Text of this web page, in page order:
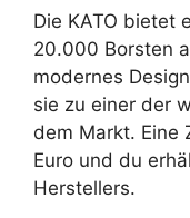
Die KATO bietet
20.000 Borsten
modernes
sie zu einer der
dem Markt. Eine
Euro und du
Herstellers.